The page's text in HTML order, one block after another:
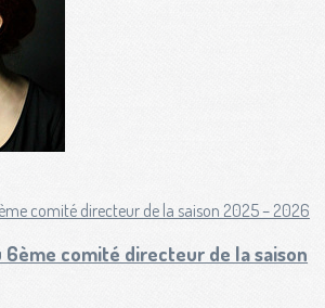
comité directeur de la saison